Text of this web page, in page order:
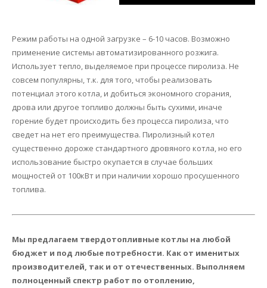
Режим работы на одной загрузке – 6-10 часов. Возможно
применение системы автоматизированного розжига.
Использует тепло, выделяемое при процессе пиролиза. Не
совсем популярны, т.к. для того, чтобы реализовать
потенциал этого котла, и добиться экономного сгорания,
дрова или другое топливо должны быть сухими, иначе
горение будет происходить без процесса пиролиза, что
сведет на нет его преимущества. Пиролизный котел
существенно дороже стандартного дровяного котла, но его
использование быстро окупается в случае больших
мощностей от 100кВт и при наличии хорошо просушенного
топлива.
Мы предлагаем твердотопливные котлы на любой
бюджет и под любые потребности. Как от именитых
производителей, так и от отечественных. Выполняем
полноценный спектр работ по отоплению,